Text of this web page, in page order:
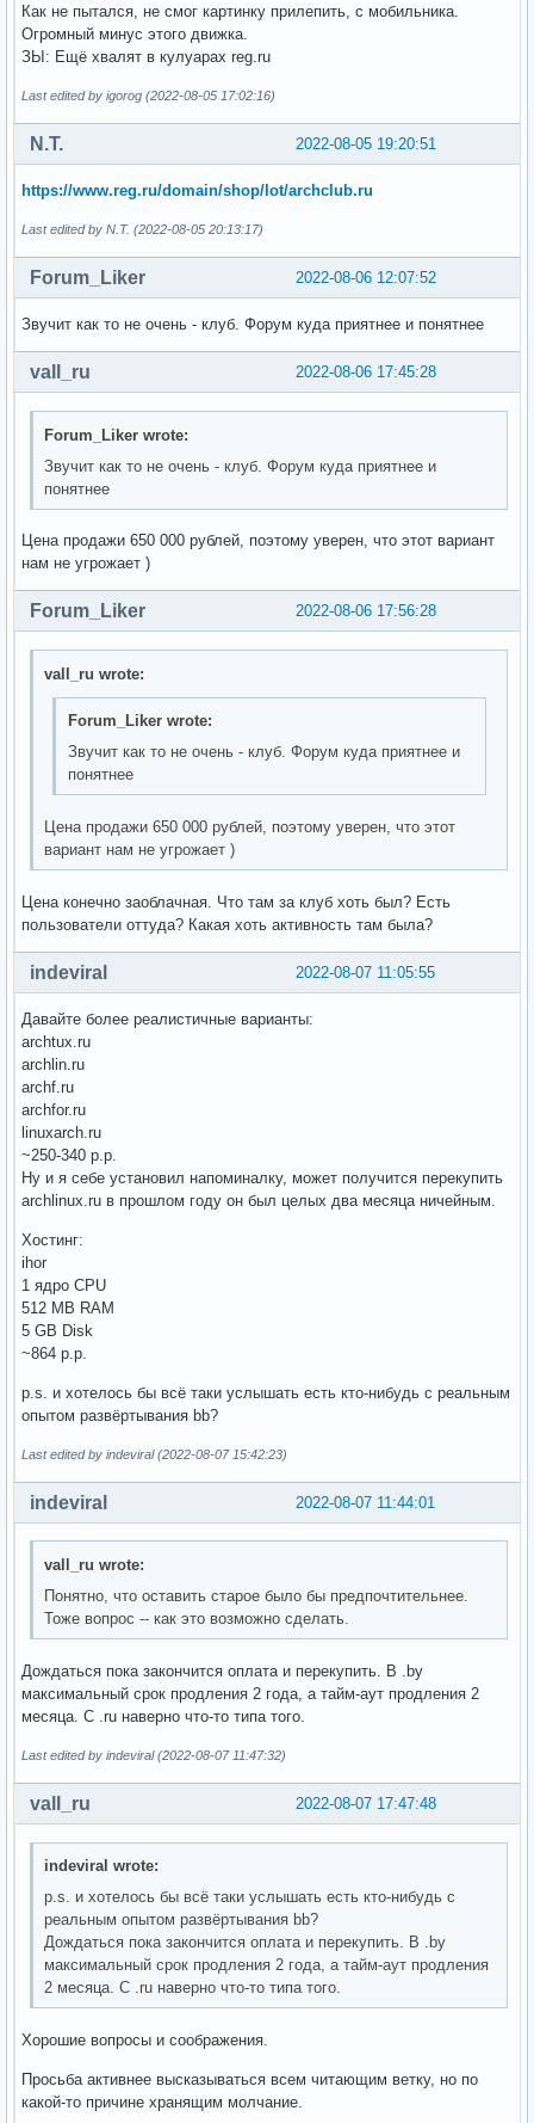
Как не пытался, не смог картинку прилепить, с мобильника.
Огромный минус этого движка.
ЗЫ: Ещё хвалят в кулуарах reg.ru
Last edited by igorog (2022-08-05 17:02:16)
2022-08-05 19:20:51
N.T.
https://www.reg.ru/domain/shop/lot/archclub.ru
Last edited by N.T. (2022-08-05 20:13:17)
2022-08-06 12:07:52
Forum_Liker
Звучит как то не очень - клуб. Форум куда приятнее и понятнее
2022-08-06 17:45:28
vall_ru
Forum_Liker wrote:
Звучит как то не очень - клуб. Форум куда приятнее и
понятнее
Цена продажи 650 000 рублей, поэтому уверен, что этот вариант
нам не угрожает )
2022-08-06 17:56:28
Forum_Liker
vall_ru wrote:
Forum_Liker wrote:
Звучит как то не очень - клуб. Форум куда приятнее и
понятнее
Цена продажи 650 000 рублей, поэтому уверен, что этот
вариант нам не угрожает )
Цена конечно заоблачная. Что там за клуб хоть был? Есть
пользователи оттуда? Какая хоть активность там была?
2022-08-07 11:05:55
indeviral
Давайте более реалистичные варианты:
archtux.ru
archlin.ru
archf.ru
archfor.ru
linuxarch.ru
~250-340 р.р.
Ну и я себе установил напоминалку, может получится перекупить
archlinux.ru в прошлом году он был целых два месяца ничейным.
Хостинг:
ihor
1 ядро CPU
512 MB RAM
5 GB Disk
~864 р.р.
p.s. и хотелось бы всё таки услышать есть кто-нибудь с реальным
опытом развёртывания bb?
Last edited by indeviral (2022-08-07 15:42:23)
2022-08-07 11:44:01
indeviral
vall_ru wrote:
Понятно, что оставить старое было бы предпочтительнее.
Тоже вопрос -- как это возможно сделать.
Дождаться пока закончится оплата и перекупить. В .by
максимальный срок продления 2 года, а тайм-аут продления 2
месяца. С .ru наверно что-то типа того.
Last edited by indeviral (2022-08-07 11:47:32)
2022-08-07 17:47:48
vall_ru
indeviral wrote:
p.s. и хотелось бы всё таки услышать есть кто-нибудь с
реальным опытом развёртывания bb?
Дождаться пока закончится оплата и перекупить. В .by
максимальный срок продления 2 года, а тайм-аут продления
2 месяца. С .ru наверно что-то типа того.
Хорошие вопросы и соображения.
Просьба активнее высказываться всем читающим ветку, но по
какой-то причине хранящим молчание.